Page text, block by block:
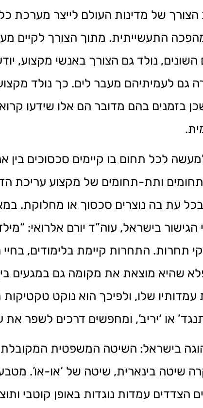
סביב הצורך של מדינות העולם לייצר
התעשייתית. מתוך הצורך לקיים
נולד גם הצורך באנשי מקצוע,
גם לעמיתיהם מעבר לים. כך נולד
בזמנים בהם מדובר הם אלו שידעו
לכל תחום בו קיימים סכסוכים בין
ותת-תחומים של מקצוע עריכת
עת בה נוצרים סכסוך או מחלוקת.
בישראל, עוה”ד יורם אלרואי:
התחרות קיימת בלימודים,
שהיא מוצאת את מקומה גם במגעים
שלו, ולפיכך הוא נוקט טקטיקות
או ‘יריב’, ומחפשים דרכים לשפר
בישראל: השיטה המשפטית
שיטה בינארית, שיטה של ‘או-או’.
הצדדים עמדות נוגדות באופן קוטבי